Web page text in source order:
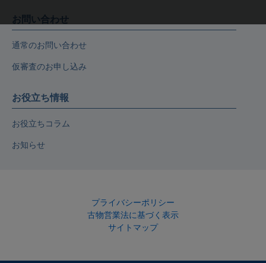
お問い合わせ
通常のお問い合わせ
仮審査のお申し込み
お役立ち情報
お役立ちコラム
お知らせ
プライバシーポリシー
古物営業法に基づく表示
サイトマップ